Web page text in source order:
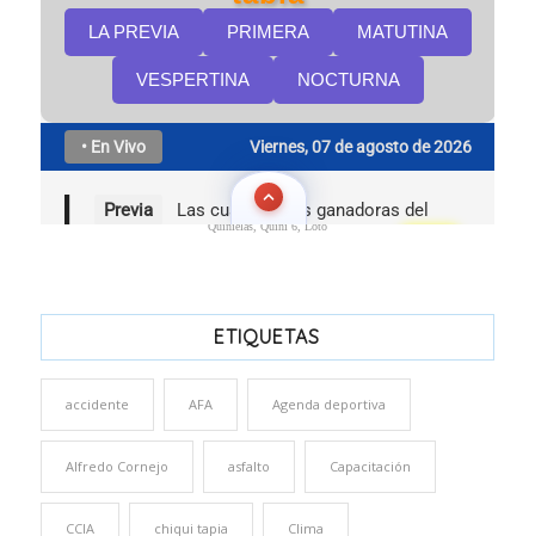
Quinielas, Quini 6, Loto
ETIQUETAS
accidente AFA Agenda deportiva
Alfredo Cornejo asfalto Capacitación
CCIA chiqui tapia Clima